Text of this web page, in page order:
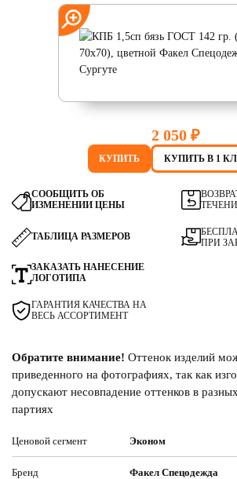
2 050 ₽
КУПИТЬ КУПИТЬ В 1
СООБЩИТЬ ОБ
ИЗМЕНЕНИИ ЦЕНЫ
ТАБЛИЦА РАЗМЕРОВ
ЗАКАЗАТЬ НАНЕСЕНИЕ
ЛОГОТИПА
ГАРАНТИЯ КАЧЕСТВА НА
ВЕСЬ АССОРТИМЕНТ
ПРИ
Обратите внимание! Оттенок изделий
приведенного на фотографиях, так как
допускают несовпадение оттенков в
партиях
Ценовой сегмент Эконом
Бренд Факел Спецодежда